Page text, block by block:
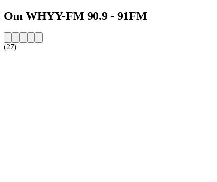
Om WHYY-FM 90.9 - 91FM
(27)